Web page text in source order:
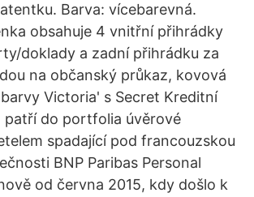
Barva: vícebarevná.
obsahuje 4 vnitřní přihrádky
doklady a zadní přihrádku za
na občanský průkaz, kovová
Victoria' s Secret Kreditní
patří do portfolia úvěrové
spadající pod francouzskou
BNP Paribas Personal
od června 2015, kdy došlo k